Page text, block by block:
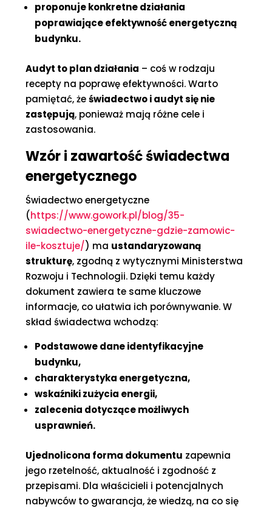
proponuje konkretne działania
poprawiające efektywność energetyczną
budynku.
Audyt to plan działania – coś w rodzaju
recepty na poprawę efektywności. Warto
pamiętać, żeświadectwo i audyt się nie
zastępują, ponieważ mają różne cele i
zastosowania.
Wzór i zawartość świadectwa
energetycznego
Świadectwo energetyczne
(https://www.gowork.pl/blog/35-
swiadectwo-energetyczne-gdzie-zamowic-
ile-kosztuje/) ma ustandaryzowaną
strukturę, zgodną z wytycznymi Ministerstwa
Rozwoju i Technologii. Dzięki temu każdy
dokument zawiera te same kluczowe
informacje, co ułatwia ich porównywanie. W
skład świadectwa wchodzą:
Podstawowe dane identyfikacyjne
budynku,
charakterystyka energetyczna,
wskaźniki zużycia energii,
zalecenia dotyczące możliwych
usprawnień.
Ujednolicona forma dokumentu zapewnia
jego rzetelność, aktualność i zgodność z
przepisami. Dla właścicieli i potencjalnych
nabywców to gwarancja, że wiedzą, na co się